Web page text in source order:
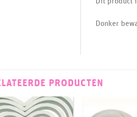
Donker
PRODUCTEN